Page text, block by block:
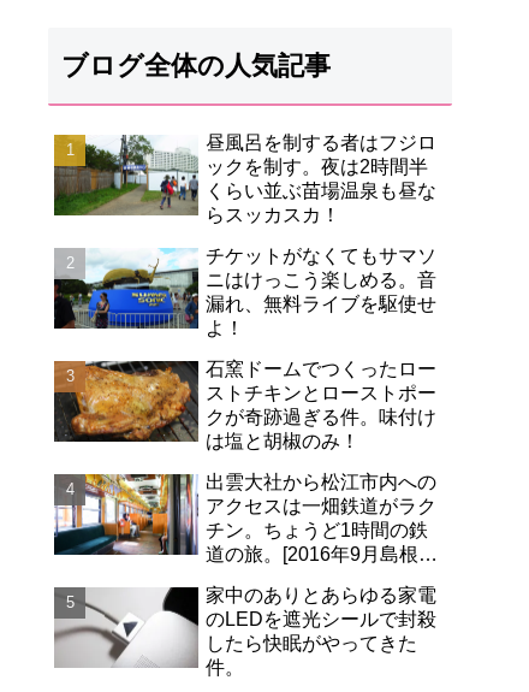
ブログ全体の人気記事
昼風呂を制する者はフジロ
ックを制す。夜は2時間半
くらい並ぶ苗場温泉も昼な
らスッカスカ！
チケットがなくてもサマソ
ニはけっこう楽しめる。音
漏れ、無料ライブを駆使せ
よ！
石窯ドームでつくったロー
ストチキンとローストポー
クが奇跡過ぎる件。味付け
は塩と胡椒のみ！
出雲大社から松江市内への
アクセスは一畑鉄道がラク
チン。ちょうど1時間の鉄
道の旅。[2016年9月島根旅
家中のありとあらゆる家電
のLEDを遮光シールで封殺
したら快眠がやってきた
件。